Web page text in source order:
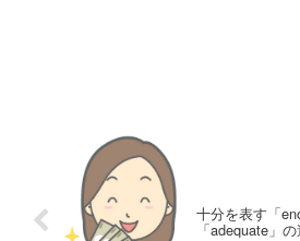
十分を表す「
「adequate」